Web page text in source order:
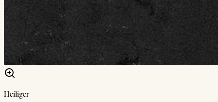
Heiliger